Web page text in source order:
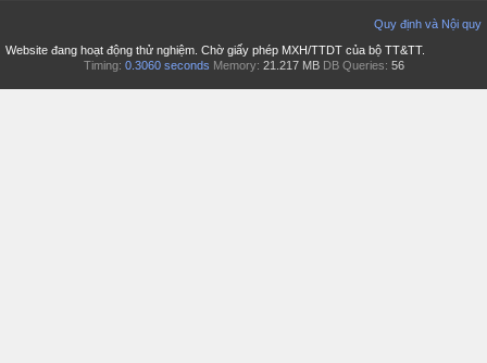
Quy định và Nội quy
Website đang hoạt động thử nghiệm. Chờ giấy phép MXH/TTDT của bộ TT&TT.
Timing: 0.3060 seconds Memory: 21.217 MB DB Queries: 56